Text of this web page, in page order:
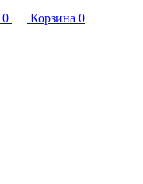
0 Корзина 0